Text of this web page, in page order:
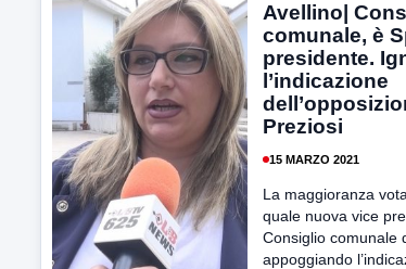
Avellino|
comunale, è
presidente.
l’indicazione
Preziosi
15 MARZO 2021
La maggioranza
quale nuova vice
Consiglio comunale
appoggiando